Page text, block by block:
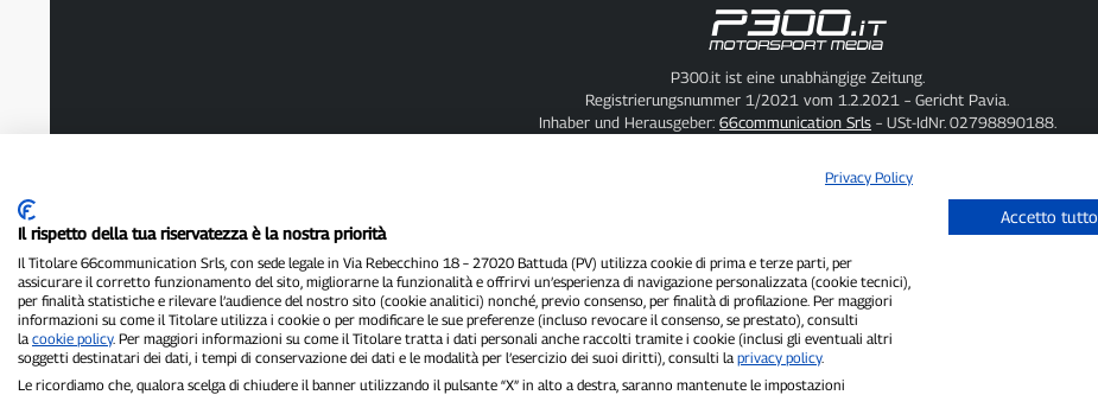
P300.it ist eine unabhängige Zeitung.
Registrierungsnummer 1/2021 vom 1.2.2021 – Gericht Pavia.
Inhaber und Herausgeber: 66communication Srls– USt-IdNr. 02798890188.
Cookie-Richtlinie
„Wenn es wirklich passiert ist, findet man es auf P300.it.“
Copyright © P300.it 2012–2026
Privacy Policy
Il rispetto della tua riservatezza è la nostra priorità
Il Titolare 66communication Srls, con sede legale in Via Rebecchino 18 – 27020 Battuda (PV) utilizza cookie di prima e terze parti, per
assicurare il corretto funzionamento del sito, migliorarne la funzionalità e offrirvi un’esperienza di navigazione personalizzata (cookie tecnici),
per finalità statistiche e rilevare l’audience del nostro sito (cookie analitici) nonché, previo consenso, per finalità di profilazione. Per maggiori
informazioni su come il Titolare utilizza i cookie o per modificare le sue preferenze (incluso revocare il consenso, se prestato), consulti
la cookie policy. Per maggiori informazioni su come il Titolare tratta i dati personali anche raccolti tramite i cookie (inclusi gli eventuali altri
soggetti destinatari dei dati, i tempi di conservazione dei dati e le modalità per l’esercizio dei suoi diritti), consulti la privacy policy.
Le ricordiamo che, qualora scelga di chiudere il banner utilizzando il pulsante “X” in alto a destra, saranno mantenute le impostazioni
Accetto tutto